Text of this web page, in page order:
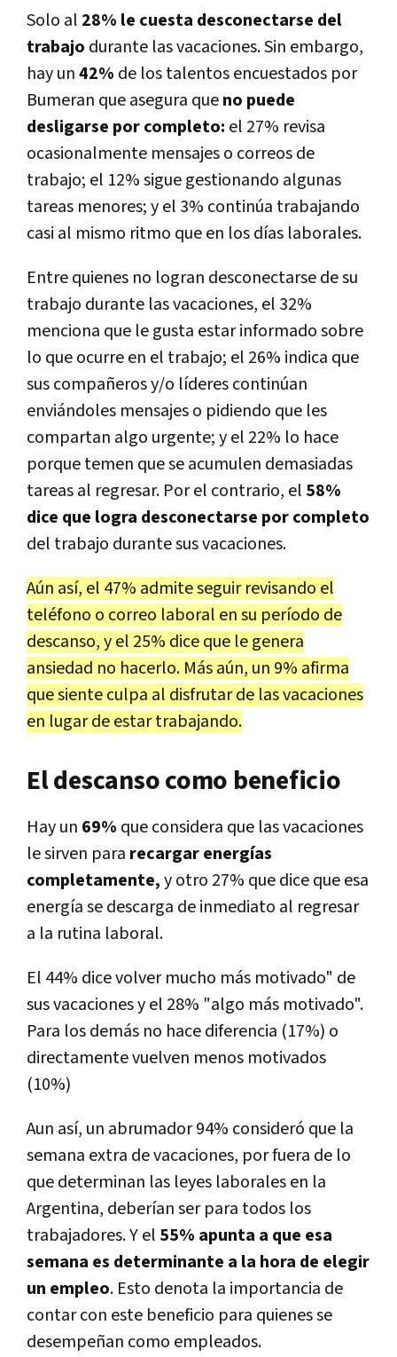
Solo al 28% le cuesta desconectarse del
trabajo durante las vacaciones. Sin embargo,
hay un42% de los talentos encuestados por
Bumeran que asegura queno puede
desligarse por completo: el 27% revisa
ocasionalmente mensajes o correos de
trabajo; el 12% sigue gestionando algunas
tareas menores; y el 3% continúa trabajando
casi al mismo ritmo que en los días laborales.
Entre quienes no logran desconectarse de su
trabajo durante las vacaciones, el 32%
menciona que le gusta estar informado sobre
lo que ocurre en el trabajo; el 26% indica que
sus compañeros y/o líderes continúan
enviándoles mensajes o pidiendo que les
compartan algo urgente; y el 22% lo hace
porque temen que se acumulen demasiadas
tareas al regresar. Por el contrario, el 58%
dice que logra desconectarse por completo
del trabajo durante sus vacaciones.
Aún así, el 47% admite seguir revisando el
teléfono o correo laboral en su período de
descanso, y el 25% dice que le genera
ansiedad no hacerlo. Más aún, un 9% afirma
que siente culpa al disfrutar de las vacaciones
en lugar de estar trabajando.
El descanso como beneficio
Hay un 69% que considera que las vacaciones
le sirven para recargar energías
completamente,y otro 27% que dice que esa
energía se descarga de inmediato al regresar
a la rutina laboral.
El 44% dice volver mucho más motivado" de
sus vacaciones y el 28% "algo más motivado".
Para los demás no hace diferencia (17%) o
directamente vuelven menos motivados
(10%)
Aun así, un abrumador 94% consideró que la
semana extra de vacaciones, por fuera de lo
que determinan las leyes laborales en la
Argentina, deberían ser para todos los
trabajadores. Y el 55% apunta a que esa
semana es determinante a la hora de elegir
un empleo. Esto denota la importancia de
contar con este beneficio para quienes se
desempeñan como empleados.